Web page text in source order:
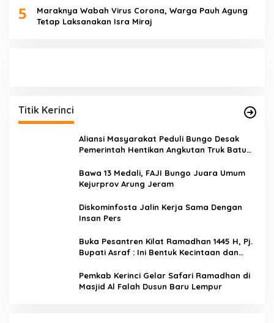
5
Maraknya Wabah Virus Corona, Warga Pauh Agung
Tetap Laksanakan Isra Miraj
Titik Kerinci
Aliansi Masyarakat Peduli Bungo Desak
Pemerintah Hentikan Angkutan Truk Batu
Bawa 13 Medali, FAJI Bungo Juara Umum
Kejurprov Arung Jeram
Diskominfosta Jalin Kerja Sama Dengan
Insan Pers
Buka Pesantren Kilat Ramadhan 1445 H, Pj.
Bupati Asraf : Ini Bentuk Kecintaan dan
Kerinci
Pemkab Kerinci Gelar Safari Ramadhan di
Masjid Al Falah Dusun Baru Lempur